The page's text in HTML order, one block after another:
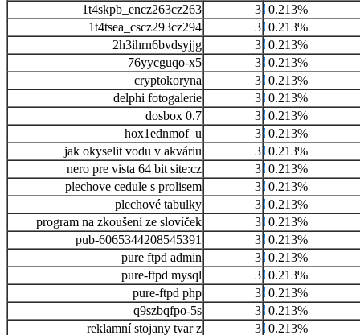
1t4skpb_encz263cz263
3 0.213%
1t4tsea_cscz293cz294
3 0.213%
2h3ihrn6bvdsyjjg
3 0.213%
76yycguqo-x5
3 0.213%
cryptokoryna
3 0.213%
delphi fotogalerie
3 0.213%
dosbox 0.7
3 0.213%
hox1ednmof_u
3 0.213%
jak okyselit vodu v akváriu
3 0.213%
nero pre vista 64 bit site:cz
3 0.213%
plechove cedule s prolisem
3 0.213%
plechové tabulky
3 0.213%
program na zkoušení ze slovíček
3 0.213%
pub-6065344208545391
3 0.213%
pure ftpd admin
3 0.213%
pure-ftpd mysql
3 0.213%
pure-ftpd php
3 0.213%
q9szbqfpo-5s
3 0.213%
reklamní stojany tvar z
3 0.213%